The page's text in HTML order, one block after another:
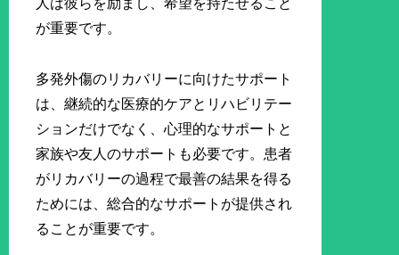
人は彼らを励まし、希望を持たせること
が重要です。
多発外傷のリカバリーに向けたサポート
は、継続的な医療的ケアとリハビリテー
ションだけでなく、心理的なサポートと
家族や友人のサポートも必要です。患者
がリカバリーの過程で最善の結果を得る
ためには、総合的なサポートが提供され
ることが重要です。